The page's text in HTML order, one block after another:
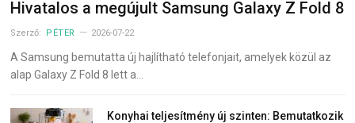
Hivatalos a megújult Samsung Galaxy Z Fold 8
Szerző: PÉTER 2026-07-22
A Samsung bemutatta új hajlítható telefonjait, amelyek közül az
alap Galaxy Z Fold 8 lett a…
Konyhai teljesítmény új szinten: Bemutatkozik